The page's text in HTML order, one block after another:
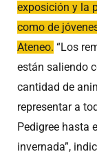
exposición y la
como de
Ateneo. “Los
están saliendo
cantidad de
representar a
Pedigree hasta
invernada”,